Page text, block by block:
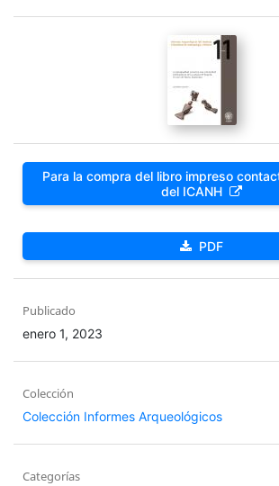
Para la compra del libro impreso
del ICANH
PDF
Publicado
enero 1, 2023
Colección
Colección Informes Arqueológicos
Categorías